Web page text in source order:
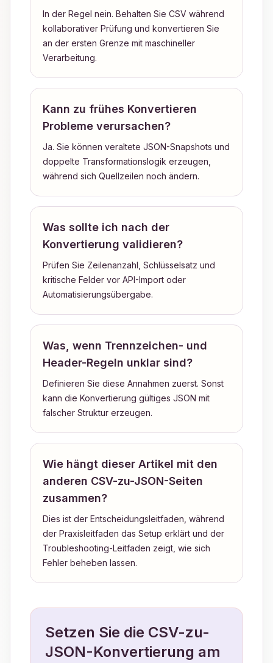
In der Regel nein. Behalten Sie CSV während
kollaborativer Prüfung und konvertieren Sie
an der ersten Grenze mit maschineller
Verarbeitung.
Kann zu frühes Konvertieren
Probleme verursachen?
Ja. Sie können veraltete JSON-Snapshots und
doppelte Transformationslogik erzeugen,
während sich Quellzeilen noch ändern.
Was sollte ich nach der
Konvertierung validieren?
Prüfen Sie Zeilenanzahl, Schlüsselsatz und
kritische Felder vor API-Import oder
Automatisierungsübergabe.
Was, wenn Trennzeichen- und
Header-Regeln unklar sind?
Definieren Sie diese Annahmen zuerst. Sonst
kann die Konvertierung gültiges JSON mit
falscher Struktur erzeugen.
Wie hängt dieser Artikel mit den
anderen CSV-zu-JSON-Seiten
zusammen?
Dies ist der Entscheidungsleitfaden, während
der Praxisleitfaden das Setup erklärt und der
Troubleshooting-Leitfaden zeigt, wie sich
Fehler beheben lassen.
Setzen Sie die CSV-zu-
JSON-Konvertierung am